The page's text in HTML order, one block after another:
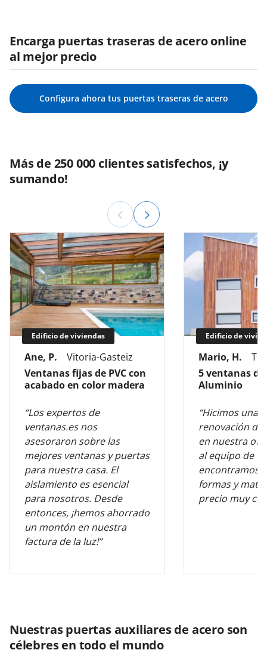
Encarga puertas traseras de acero online
al mejor precio
Configura ahora tus puertas traseras de acero
Más de 250 000 clientes satisfechos, ¡y
sumando!
Edificio de viviendas
Ane, P.
Vitoria-Gasteiz
Ventanas fijas de PVC con
acabado en color madera
“Los expertos de
ventanas.es nos
asesoraron sobre las
mejores ventanas y puertas
para nuestra casa. El
aislamiento es esencial
para nosotros. Desde
entonces, ¡hemos ahorrado
un montón en nuestra
factura de la luz!”
Edificio de
Mario, H.
5 ventanas de
Aluminio
“Hicimos una
renovación de
en nuestra
al equipo de
encontramos
formas y
precio muy
Nuestras puertas auxiliares de acero son
célebres en todo el mundo